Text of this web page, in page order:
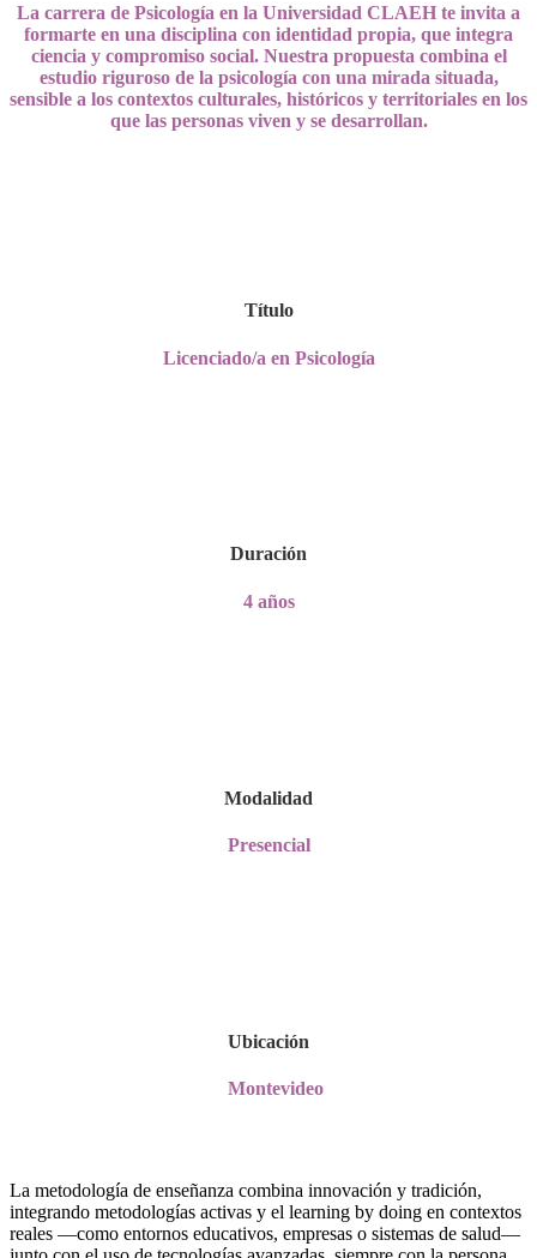
La carrera de Psicología en la Universidad CLAEH te invita a
formarte en una disciplina con identidad propia, que integra
ciencia y compromiso social. Nuestra propuesta combina el
estudio riguroso de la psicología con una mirada situada,
sensible a los contextos culturales, históricos y territoriales en los
que las personas viven y se desarrollan.
Título
Licenciado/a en Psicología
Duración
4 años
Modalidad
Presencial
Ubicación
Montevideo
La metodología de enseñanza combina innovación y tradición,
integrando metodologías activas y el learning by doing en contextos
reales —como entornos educativos, empresas o sistemas de salud—